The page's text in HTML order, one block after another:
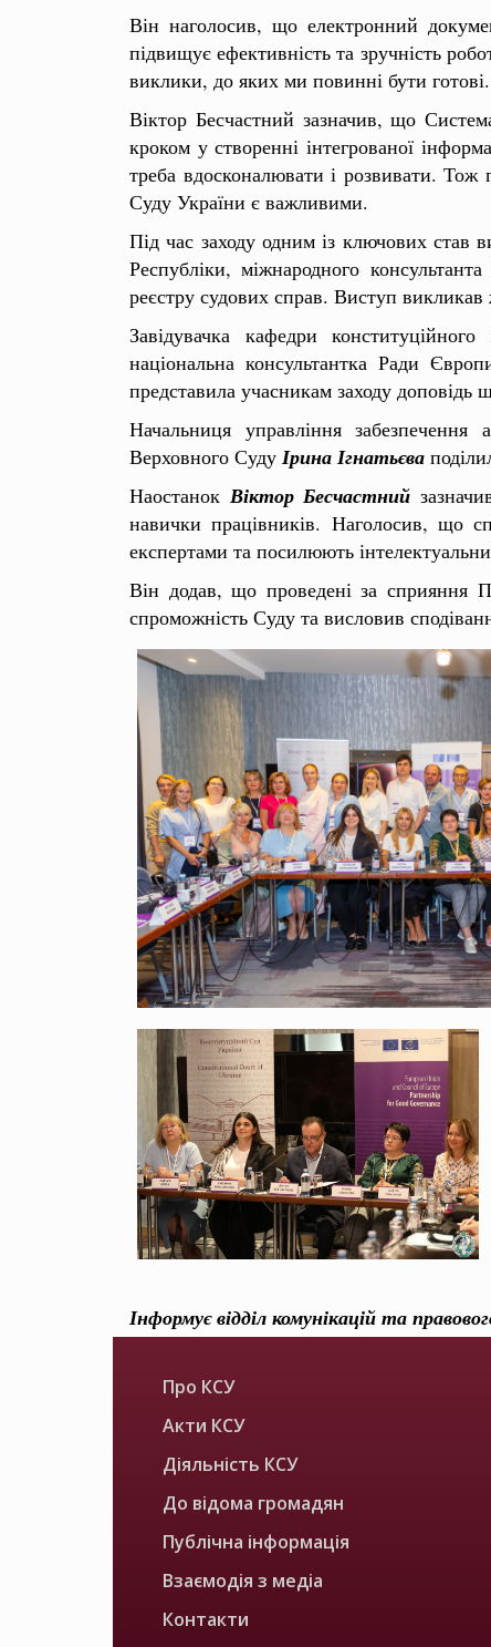
Він наголосив, що електронний
підвищує ефективність та зручність
виклики, до яких ми повинні бути готові.
Віктор Бесчастний зазначив, що
кроком у створенні інтегрованої
треба вдосконалювати і розвивати.
Суду України є важливими.
Під час заходу одним із ключових став
Республіки, міжнародного
реєстру судових справ. Виступ викликав
Завідувачка кафедри
національна консультантка Ради
представила учасникам заходу доповідь
Начальниця управління забезпечення
Верховного Суду Ірина Ігнатьєва
Наостанок Віктор Бесчастний
навички працівників. Наголосив, що
експертами та посилюють
Він додав, що проведені за сприяння
спроможність Суду та висловив
Інформує відділ комунікацій та
Про КСУ
Акти КСУ
Діяльність КСУ
До відома громадян
Публічна інформація
Взаємодія з медіа
Контакти